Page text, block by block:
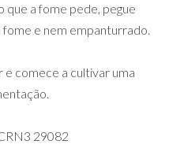
que a fome pede, pegue
fome e nem empanturrado.
e comece a cultivar uma
29082